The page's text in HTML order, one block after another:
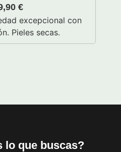
€
excepcional con
Pieles secas.
lo que buscas?